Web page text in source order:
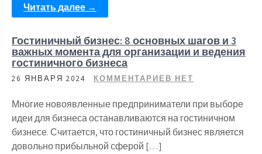
Читать далее →
Гостиничный бизнес: 8 основных шагов и 3
важных момента для организации и ведения
гостиничного бизнеса
26 ЯНВАРЯ 2024 КОММЕНТАРИЕВ НЕТ
Многие новоявленные предприниматели при выборе
идеи для бизнеса останавливаются на гостиничном
бизнесе. Считается, что гостиничный бизнес является
довольно прибыльной сферой […]